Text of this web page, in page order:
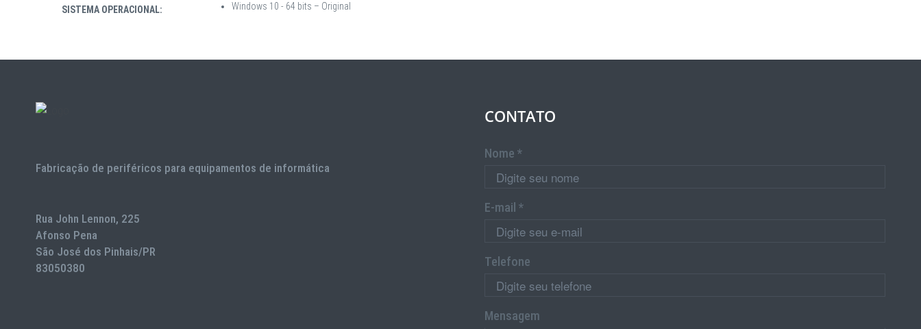
SISTEMA OPERACIONAL: Windows 10 - 64 bits – Original
Fabricação de periféricos para equipamentos de informática
Rua John Lennon, 225
Afonso Pena
São José dos Pinhais/PR
83050380
CONTATO
Nome *
E-mail *
Telefone
Mensagem